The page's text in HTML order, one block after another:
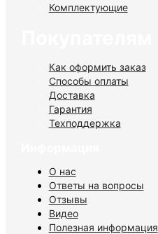
Комплектующие
Как оформить заказ
Способы оплаты
Доставка
Гарантия
Техподдержка
О нас
Ответы на вопросы
Отзывы
Видео
Полезная информация